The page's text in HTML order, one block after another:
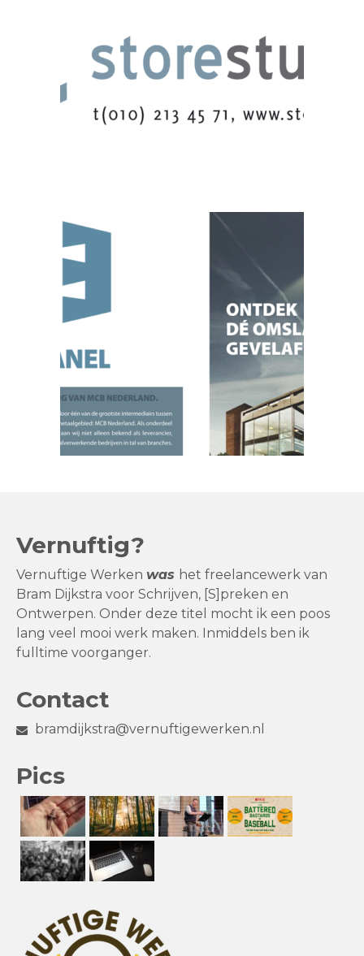
Vernuftig?
Vernuftige Werken was het freelancewerk van
Bram Dijkstra voor Schrijven, [S]preken en
Ontwerpen. Onder deze titel mocht ik een poos
lang veel mooi werk maken. Inmiddels ben ik
fulltime voorganger.
Contact
bramdijkstra@vernuftigewerken.nl
Pics